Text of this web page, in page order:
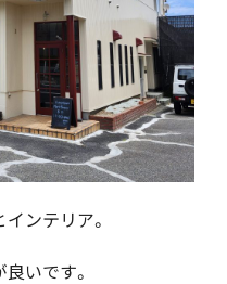
ンテリア。
いです。